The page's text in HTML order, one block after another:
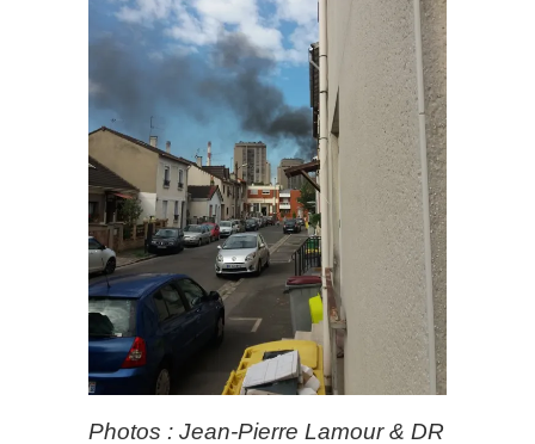
Photos : Jean-Pierre Lamour & DR